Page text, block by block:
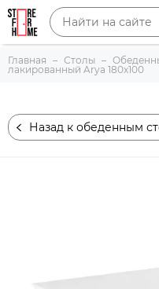
Главная Столы
лакированный Arya 180x100
Назад к обеденным